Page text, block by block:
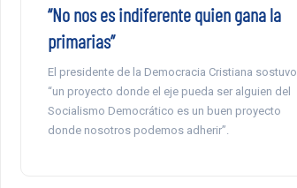
“No nos es indiferente quien gana la
primarias”
El presidente de la Democracia Cristiana sostuvo
“un proyecto donde el eje pueda ser alguien del
Socialismo Democrático es un buen proyecto
donde nosotros podemos adherir”.